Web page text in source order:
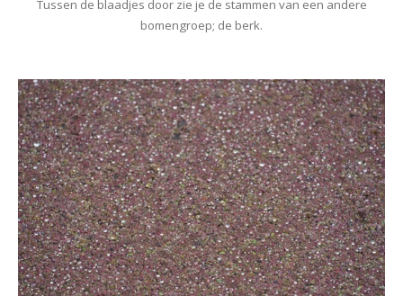
Tussen de blaadjes door zie je de stammen van een andere
bomengroep; de berk.